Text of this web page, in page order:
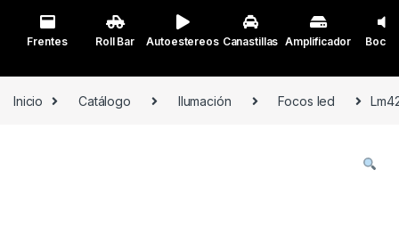
Frentes Roll Bar Autoestereos Canastillas Amplificador
Inicio Catálogo Ilumación Focos led